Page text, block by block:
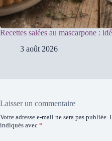
Recettes salées au mascarpone :
3 août 2026
Laisser un commentaire
Votre adresse e-mail ne sera pas publiée.
indiqués avec *